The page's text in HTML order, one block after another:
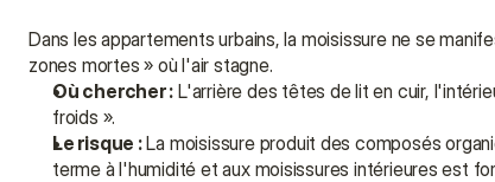
Dans les appartements urbains, la moisissure ne se
zones mortes » où l'air stagne.
Où chercher : L'arrière des têtes de lit en cuir,
froids ».
Le risque : La moisissure produit des composés
terme à l'humidité et aux moisissures intérieures est